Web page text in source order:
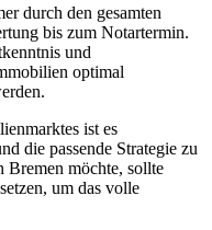
durch den gesamten
bis zum Notartermin.
und
optimal
ist es
die passende Strategie zu
Bremen möchte, sollte
um das volle